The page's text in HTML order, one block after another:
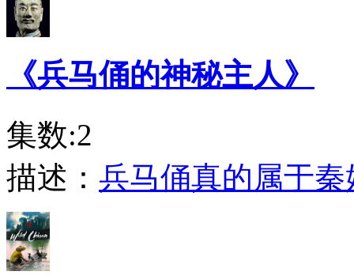
《兵马俑的神秘主人》
集数:2
描述： 兵马俑真的属于秦